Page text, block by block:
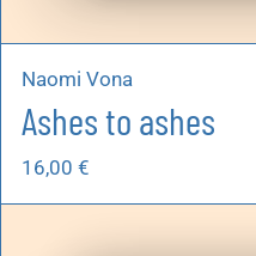
Naomi Vona
Ashes to ashes
16,00 €